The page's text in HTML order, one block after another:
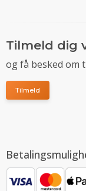
Tilmeld dig
og få besked om
Tilmeld